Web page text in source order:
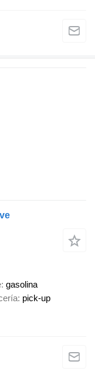
gasolina
pick-up